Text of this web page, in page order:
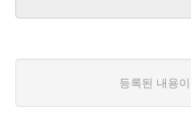
등록된 내용